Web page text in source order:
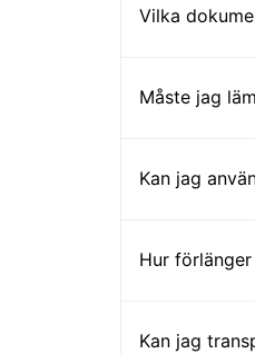
Vilka
Måste jag
Kan jag
Hur
Kan jag